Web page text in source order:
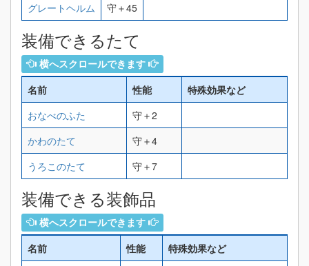
グレートヘルム
守＋45
装備できるたて
横へスクロールできます
名前 性能
特殊効果など
おなべのふた
守＋2
かわのたて
守＋4
うろこのたて
守＋7
装備できる装飾品
横へスクロールできます
名前 性能
特殊効果など